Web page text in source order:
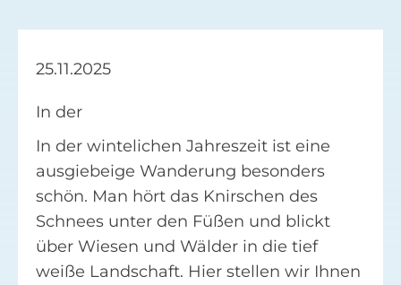
Suche
25.11.2025
In der
In der wintelichen Jahreszeit ist eine
ausgiebeige Wanderung besonders
schön. Man hört das Knirschen des
Schnees unter den Füßen und blickt
über Wiesen und Wälder in die tief
weiße Landschaft. Hier stellen wir Ihnen